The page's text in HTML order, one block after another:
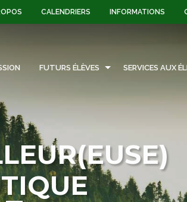
CALENDRIERS INFORMATIONS
FUTURS ÉLÈVES SERVICES AUX